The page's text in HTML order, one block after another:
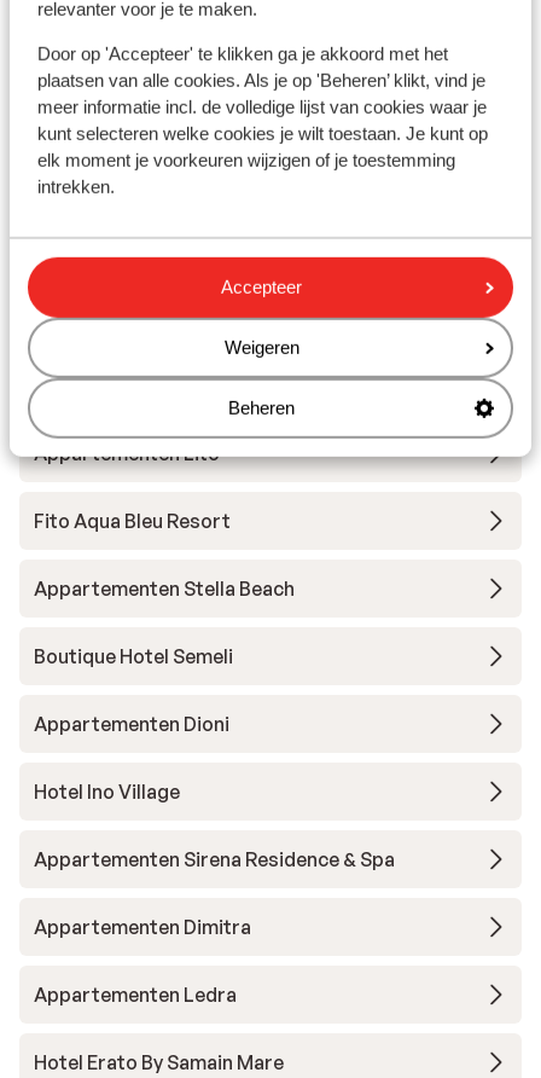
relevanter voor je te maken.
Door op 'Accepteer' te klikken ga je akkoord met het
plaatsen van alle cookies. Als je op 'Beheren’ klikt, vind je
meer informatie incl. de volledige lijst van cookies waar je
kunt selecteren welke cookies je wilt toestaan. Je kunt op
elk moment je voorkeuren wijzigen of je toestemming
intrekken.
Accepteer
Weigeren
Beheren
Centrum: 100 m
Bushalte: 100 m
Winkels: 100 m
(Mini)supermarkt: 25 m
Aan een hoofdweg
Andere accommodaties in Samos
Appartementen Le Jardin
Appartementen Aiolos
Appartementen Lito
Fito Aqua Bleu Resort
Appartementen Stella Beach
Boutique Hotel Semeli
Appartementen Dioni
Hotel Ino Village
Appartementen Sirena Residence & Spa
Appartementen Dimitra
Appartementen Ledra
Hotel Erato By Samain Mare